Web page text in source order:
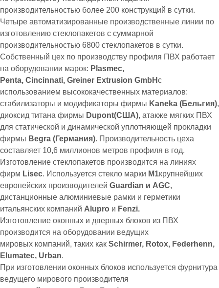
производительностью более 200 конструкций в сутки.
Четыре автоматизированные производственные линии по
изготовлению стеклопакетов с суммарной
производительностью 6800 стеклопакетов в сутки.
Собственный цех по производству профиля ПВХ работает
на оборудовании марок: Plasmec,
Penta, Cincinnati, Greiner Extrusion GmbHс
использованием высококачественных материалов:
стабилизаторы и модификаторы фирмы Kaneka (Бельгия),
диоксид титана фирмы Dupont(США), атакже мягких ПВХ
для статической и динамической уплотняющей прокладки
фирмы Begra (Германия). Производительность цеха
составляет 10,6 миллионов метров профиля в год.
Изготовление стеклопакетов производится на линиях
фирм Lisec. Используется стекло марки М1крупнейших
европейских производителей Guardian и AGC,
дистанционные алюминиевые рамки и герметики
итальянских компаний Alupro и Fenzi.
Изготовление оконных и дверных блоков из ПВХ
производится на оборудовании ведущих
мировых компаний, таких как Schirmer, Rotox, Federhenn,
Elumatec, Urban.
При изготовлении оконных блоков используется фурнитура
ведущего мирового производителя